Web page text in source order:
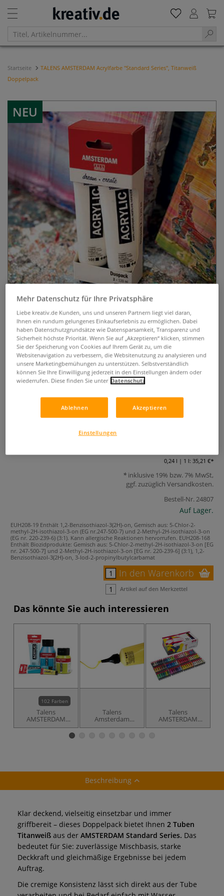
Startseite
TALENS AMSTERDAM Acrylfarbe "Standard Series", Titanweiß
Doppelpack
NEU
TALENS AMSTERDAM Acrylfarbe
"Standard Series", Titanweiß
Doppelpack
0 Bewertungen
x 120 ml. Hohe Deckkraft, cremige Konsistenz und schnelle
Trocknung – ideal zum Mischen, Aufhellen und für
vielseitige Acryltechniken.
Mehr
0,24 l | 1 l: 35,21 €
inklusive 19% bzw. 7% MwSt,
ggf. zuzüglich Versandkosten.
Bestell-Nr.24807
Auf Lager.
EUH208-19 Enthält 1,2-Benzisothiazol-3(2H)-on, Gemisch aus: 5-Chlor-2-
methyl-2H-isothiazol-3-on (EG nr.247-500-7) und 2-Methyl-2H-isothiazol-3-on
(EG nr. 220-239-6) (3:1). Kann allergische Reaktionen hervorrufen. EUH208-168
Enthält Biozidprodukte: Gemisch aus: 5-Chlor-2-methyl-2H-isothiazol-3-on [EG
nr. 247-500-7] und 2-Methyl-2H-isothiazol-3-on [EG nr. 220-239-6] (3:1), 1,2-
Benzisothiazol-3(2H)-on, 3-Iod-2-propinylbutylcarbamat
In den Warenkorb
Artikel auf den Merkzettel
Das könnte Sie auch interessieren
102 Farben
Talens
AMSTERDAM
Acrylfarbe
Talens
Amsterdam
Dosieraufsatz für
Talens
AMSTERDAM
Acrylfarbe
Beschreibung
Klar deckend, vielseitig einsetzbar und immer
griffbereit – dieses Doppelpack bietet Ihnen 2 Tuben
Titanweiß aus der AMSTERDAM Standard Series. Das
bedeutet für Sie: zuverlässige Mischbasis, starke
Deckkraft und gleichmäßige Ergebnisse bei jedem
Auftrag.
Die cremige Konsistenz lässt sich direkt aus der Tube
Mehr Datenschutz für Ihre Privatsphäre
Liebe kreativ.de Kunden, uns und unseren Partnern liegt viel daran,
Ihnen ein rundum gelungenes Einkaufserlebnis zu ermöglichen. Dabei
haben Datenschutzgrundsätze wie Datensparsamkeit, Transparenz und
Sicherheit höchste Priorität. Wenn Sie auf „Akzeptieren“ klicken, stimmen
Sie der Speicherung von Cookies auf Ihrem Gerät zu, um die
Websitenavigation zu verbessern, die Websitenutzung zu analysieren und
unsere Marketingbemühungen zu unterstützen. Selbstverständlich
können Sie Ihre Einwilligung jederzeit in den Einstellungen ändern oder
wiederrufen. Diese finden Sie unter Datenschutz
Ablehnen Akzeptieren
Einstellungen